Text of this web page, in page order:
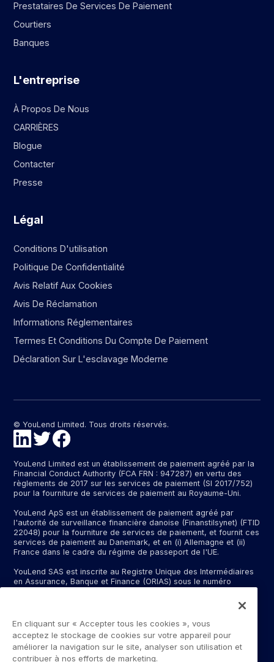
Prestataires De Services De Paiement
Courtiers
Banques
L'entreprise
À Propos De Nous
CARRIÈRES
Blogue
Contacter
Presse
Légal
Conditions D'utilisation
Politique De Confidentialité
Avis Relatif Aux Cookies
Avis De Réclamation
Informations Réglementaires
Termes Et Conditions Du Compte De Paiement
Déclaration Sur L'esclavage Moderne
© YouLend Limited. Tous droits réservés.
YouLend Limited est un établissement de paiement agréé par la
Financial Conduct Authority (FCA FRN : 947287) en vertu des
règlements de 2017 sur les services de paiement (SI 2017/752)
pour la fourniture de services de paiement au Royaume-Uni.
YouLend ApS est un établissement de paiement agréé par
l'autorité de surveillance financière danoise (Finanstilsynet) (FTID
22048) pour la fourniture de services de paiement, et fournit ces
services de paiement au Danemark, et en (i) Allemagne et (ii)
France dans le cadre du régime de passeport de l'UE.
YouLend SAS est inscrite au Registre Unique des Intermédiaires
en Assurance, Banque et Finance (ORIAS) sous le numéro
d'intermédiaire bancaire exclusif d'un établissement bancaire
dont le nom peut vous être communiqué sur demande, et en tant
qu’intermédiaire de services de paiement pour YouLend ApS. Le
siège social de YouLend SAS est situé à la gare SNCF, 14 rue de
Dunkerque, 75010, Paris.
Les services de paiement fournis par YouLend Limited et
En cliquant sur « Accepter tous les cookies », vous
acceptez le stockage de cookies sur votre appareil pour
améliorer la navigation sur le site, analyser son utilisation et
contribuer à nos efforts de marketing.